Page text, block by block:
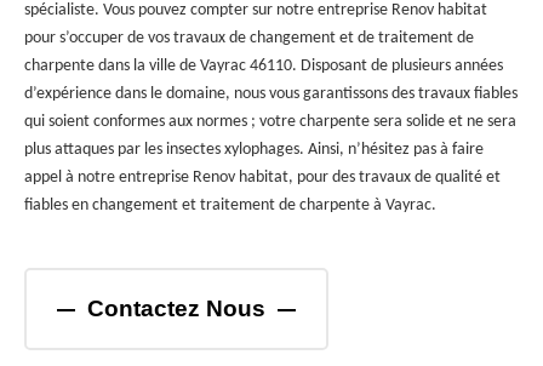
spécialiste. Vous pouvez compter sur notre entreprise Renov habitat
pour s’occuper de vos travaux de changement et de traitement de
charpente dans la ville de Vayrac 46110. Disposant de plusieurs années
d’expérience dans le domaine, nous vous garantissons des travaux fiables
qui soient conformes aux normes ; votre charpente sera solide et ne sera
plus attaques par les insectes xylophages. Ainsi, n’hésitez pas à faire
appel à notre entreprise Renov habitat, pour des travaux de qualité et
fiables en changement et traitement de charpente à Vayrac.
Contactez Nous